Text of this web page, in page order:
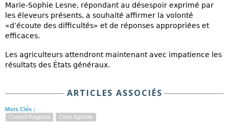
Marie-Sophie Lesne, répondant au désespoir exprimé par
les éleveurs présents, a souhaité affirmer la volonté
«d’écoute des difficultés» et de réponses appropriées et
efficaces.
Les agriculteurs attendront maintenant avec impatience les
résultats des États généraux.
ARTICLES ASSOCIÉS
Mots Clés :
Conseil Régional
Crise Agricole